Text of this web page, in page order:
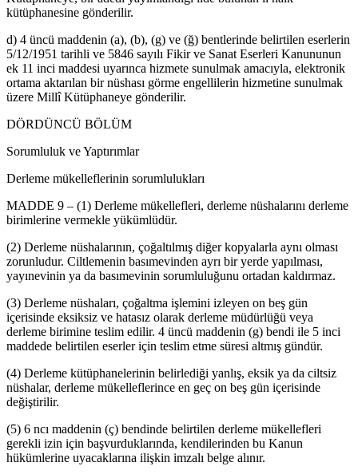
kütüphanesine gönderilir.
d) 4 üncü maddenin (a), (b), (g) ve (ğ) bentlerinde belirtilen eserlerin
5/12/1951 tarihli ve 5846 sayılı Fikir ve Sanat Eserleri Kanununun
ek 11 inci maddesi uyarınca hizmete sunulmak amacıyla, elektronik
ortama aktarılan bir nüshası görme engellilerin hizmetine sunulmak
üzere Millî Kütüphaneye gönderilir.
DÖRDÜNCÜ BÖLÜM
Sorumluluk ve Yaptırımlar
Derleme mükelleflerinin sorumlulukları
MADDE 9 – (1) Derleme mükellefleri, derleme nüshalarını derleme
birimlerine vermekle yükümlüdür.
(2) Derleme nüshalarının, çoğaltılmış diğer kopyalarla aynı olması
zorunludur. Ciltlemenin basımevinden ayrı bir yerde yapılması,
yayınevinin ya da basımevinin sorumluluğunu ortadan kaldırmaz.
(3) Derleme nüshaları, çoğaltma işlemini izleyen on beş gün
içerisinde eksiksiz ve hatasız olarak derleme müdürlüğü veya
derleme birimine teslim edilir. 4 üncü maddenin (g) bendi ile 5 inci
maddede belirtilen eserler için teslim etme süresi altmış gündür.
(4) Derleme kütüphanelerinin belirlediği yanlış, eksik ya da ciltsiz
nüshalar, derleme mükelleflerince en geç on beş gün içerisinde
değiştirilir.
(5) 6 ncı maddenin (ç) bendinde belirtilen derleme mükellefleri
gerekli izin için başvurduklarında, kendilerinden bu Kanun
hükümlerine uyacaklarına ilişkin imzalı belge alınır.